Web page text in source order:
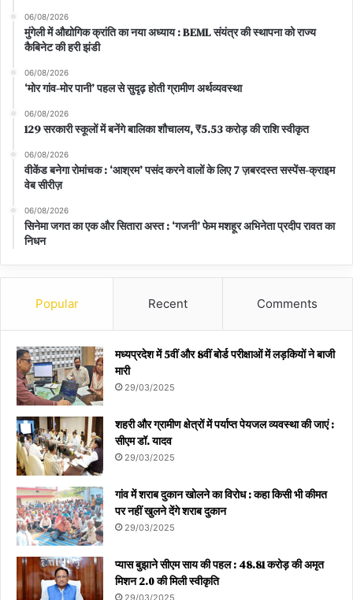
06/08/2026
मुंगेली में औद्योगिक क्रांति का नया अध्याय : BEML संयंत्र की स्थापना को राज्य
कैबिनेट की हरी झंडी
06/08/2026
‘मोर गांव-मोर पानी’ पहल से सुदृढ़ होती ग्रामीण अर्थव्यवस्था
06/08/2026
129 सरकारी स्कूलों में बनेंगे बालिका शौचालय, ₹5.53 करोड़ की राशि स्वीकृत
06/08/2026
वीकेंड बनेगा रोमांचक : ‘आश्रम’ पसंद करने वालों के लिए 7 ज़बरदस्त सस्पेंस-क्राइम
वेब सीरीज़
06/08/2026
सिनेमा जगत का एक और सितारा अस्त : ‘गजनी’ फेम मशहूर अभिनेता प्रदीप रावत का
निधन
Popular Recent Comments
मध्यप्रदेश में 5वीं और 8वीं बोर्ड परीक्षाओं में लड़कियों ने बाजी
मारी
29/03/2025
शहरी और ग्रामीण क्षेत्रों में पर्याप्त पेयजल व्यवस्था की जाएं :
सीएम डॉ. यादव
29/03/2025
गांव में शराब दुकान खोलने का विरोध : कहा किसी भी कीमत
पर नहीं खुलने देंगे शराब दुकान
29/03/2025
प्यास बुझाने सीएम साय की पहल : 48.81 करोड़ की अमृत
मिशन 2.0 की मिली स्वीकृति
29/03/2025